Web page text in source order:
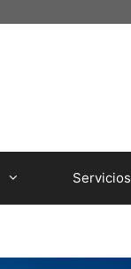
Servicios